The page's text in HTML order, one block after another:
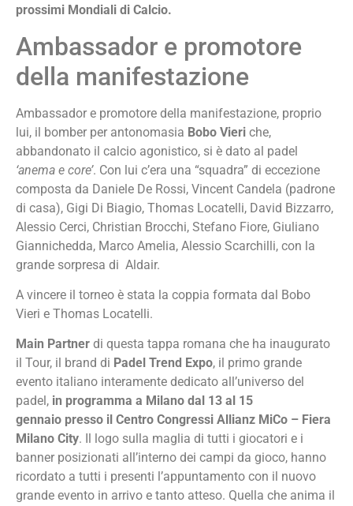
prossimi Mondiali di Calcio.
Ambassador e promotore
della manifestazione
Ambassador e promotore della manifestazione, proprio
lui, il bomber per antonomasia Bobo Vieri che,
abbandonato il calcio agonistico, si è dato al padel
‘anema e core’. Con lui c’era una “squadra” di eccezione
composta da Daniele De Rossi, Vincent Candela (padrone
di casa), Gigi Di Biagio, Thomas Locatelli, David Bizzarro,
Alessio Cerci, Christian Brocchi, Stefano Fiore, Giuliano
Giannichedda, Marco Amelia, Alessio Scarchilli, con la
grande sorpresa di Aldair.
A vincere il torneo è stata la coppia formata dal Bobo
Vieri e Thomas Locatelli.
Main Partner di questa tappa romana che ha inaugurato
il Tour, il brand di Padel Trend Expo, il primo grande
evento italiano interamente dedicato all’universo del
padel, in programma a Milano dal 13 al 15
gennaio presso il Centro Congressi Allianz MiCo – Fiera
Milano City. Il logo sulla maglia di tutti i giocatori e i
banner posizionati all’interno dei campi da gioco, hanno
ricordato a tutti i presenti l’appuntamento con il nuovo
grande evento in arrivo e tanto atteso. Quella che anima il